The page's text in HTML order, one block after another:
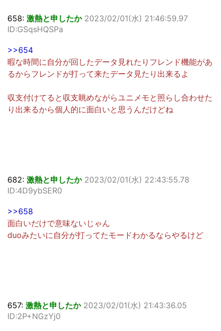
658: 激熱と申したか 2023/02/01(水) 21:46:59.97
ID:GSqsHQSPa
>>654
暇な時間に自分が回したデータ見れたりフレンド機能があ
るからフレンドが打って来たデータ見たり出来るよ
収支付けてると収支眺めながらユニメモと照らし合わせた
り出来るから個人的に面白いと思うんだけどね
682: 激熱と申したか 2023/02/01(水) 22:43:55.78
ID:4D9ybSER0
>>658
面白いだけで意味ないじゃん
duoみたいに自分が打ってたモードわかるならやるけど
657: 激熱と申したか 2023/02/01(水) 21:43:36.05
ID:2P+NGzYj0